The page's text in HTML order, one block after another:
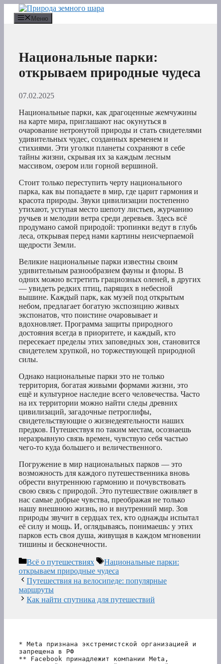
Перейти
содержимому
Меню
Национальные парки:
открываем природные чудеса
07.02.2025
Национальные парки, как драгоценные жемчужины
на карте мира, приглашают нас окунуться в
очарование нетронутой природы и стать свидетелями
удивительных чудес, созданных временем и
стихиями. Эти уголки планеты сохраняют в себе
тайны жизни, скрывая их за каждым лесным
массивом, озером или горной вершиной.
Стоит только переступить черту национального
парка, как вы попадаете в мир, где царит гармония и
красота природы. Звуки цивилизации постепенно
утихают, уступая место шепоту листьев, журчанию
ручьев и мелодии ветра среди деревьев. Здесь всё
продумано самой природой: тропинки ведут в глубь
леса, открывая перед нами картины неисчерпаемой
щедрости Земли.
Великие национальные парки известны своим
удивительным разнообразием фауны и флоры. В
одних можно встретить грациозных оленей, в других
— увидеть редких птиц, парящих в небесной
вышине. Каждый парк, как музей под открытым
небом, предлагает богатую экспозицию живых
экспонатов, что поистине очаровывает и
вдохновляет. Программа защиты природного
достояния всегда в приоритете, и каждый, кто
пересекает пределы этих заповедных зон, становится
свидетелем хрупкой, но торжествующей природной
силы.
Однако национальные парки это не только
территория, богатая живыми формами жизни, это
ещё и культурное наследие всего человечества. Часто
на их территории можно найти следы древних
цивилизаций, загадочные петроглифы,
свидетельствующие о жизнедеятельности наших
предков. Путешествуя по таким местам, осознаешь
неразрывную связь времен, чувствую себя частью
чего-то куда большего и величественного.
Погружение в мир национальных парков — это
возможность для каждого путешественника вновь
обрести внутреннюю гармонию и почувствовать
свою связь с природой. Это путешествие оживляет в
нас самые добрые чувства, преображая не только
нашу внешнюю жизнь, но и внутренний мир. Зов
природы звучит в сердцах тех, кто однажды испытал
её силу и мощь. И, оглядываясь, понимаешь: у этих
парков есть своя душа, живущая в каждом мгновении
тишины и бесконечности.
Рубрики
Всё о путешествиях Метки
Национальные парки:
открываем природные чудеса
Путешествия на велосипеде: популярные
маршруты
Как найти спутника для путешествий
* Meta признана экстремистской организацией и
запрещена в РФ
** Facebook принадлежит компании Meta,